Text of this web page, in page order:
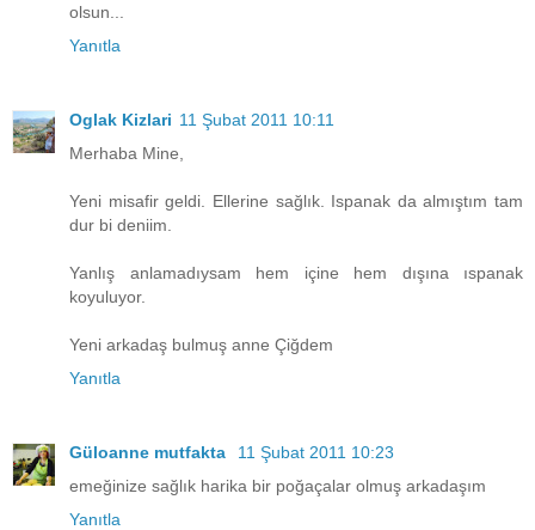
olsun...
Yanıtla
Oglak Kizlari 11 Şubat 2011 10:11
Merhaba Mine,
Yeni misafir geldi. Ellerine sağlık. Ispanak da almıştım tam
dur bi deniim.
Yanlış anlamadıysam hem içine hem dışına ıspanak
koyuluyor.
Yeni arkadaş bulmuş anne Çiğdem
Yanıtla
Güloanne mutfakta
11 Şubat 2011 10:23
emeğinize sağlık harika bir poğaçalar olmuş arkadaşım
Yanıtla